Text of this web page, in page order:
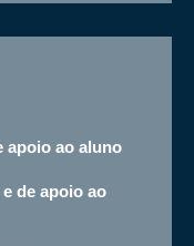
apoio ao aluno
de apoio ao